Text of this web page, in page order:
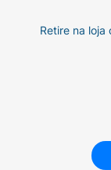
Retire na